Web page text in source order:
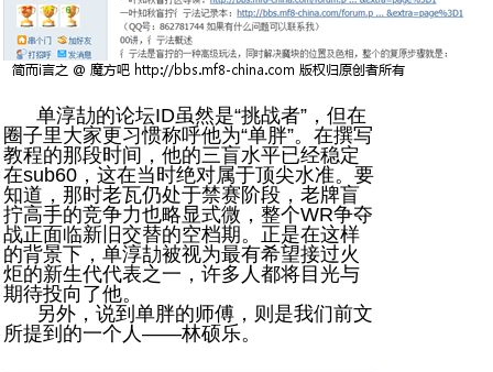
单淳劼的论坛ID虽然是“挑战者”，但在
圈子里大家更习惯称呼他为“单胖”。在撰写
教程的那段时间，他的三盲水平已经稳定
在sub60，这在当时绝对属于顶尖水准。要
知道，那时老瓦仍处于禁赛阶段，老牌盲
拧高手的竞争力也略显式微，整个WR争夺
战正面临新旧交替的空档期。正是在这样
的背景下，单淳劼被视为最有希望接过火
炬的新生代代表之一，许多人都将目光与
期待投向了他。
另外，说到单胖的师傅，则是我们前文
所提到的一个人——林硕乐。